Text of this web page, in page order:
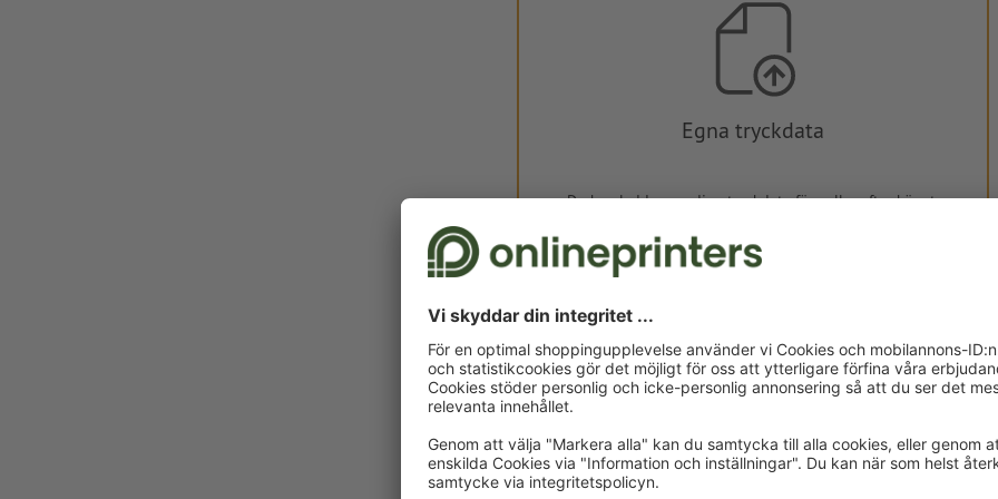
Egna tryckdata
Du kan ladda upp dina tryckdata före eller efter köpet.
Ladda upp nu
exkl. moms
kr 986,73
Levereras cirka:
Vikt: ca. 7,5 kg